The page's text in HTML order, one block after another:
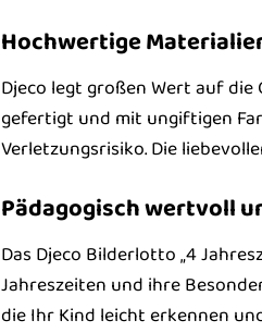
Hochwertige
Djeco legt großen Wert auf
gefertigt und mit ungiftigen
Verletzungsrisiko. Die
Pädagogisch wertvoll
Das Djeco Bilderlotto „4
Jahreszeiten und ihre
die Ihr Kind leicht erkennen